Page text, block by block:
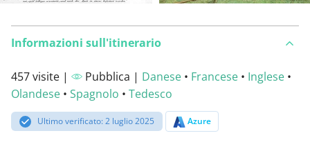
Informazioni sull'itinerario
457 visite | Pubblica | Danese • Francese • Inglese •
Olandese • Spagnolo • Tedesco
Ultimo verificato: 2 luglio 2025 Azure